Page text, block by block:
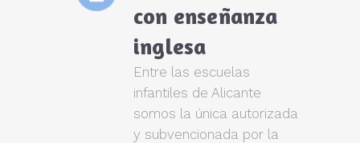
con enseñanza
inglesa
Entre las escuelas
infantiles de Alicante
somos la única autorizada
y subvencionada por la